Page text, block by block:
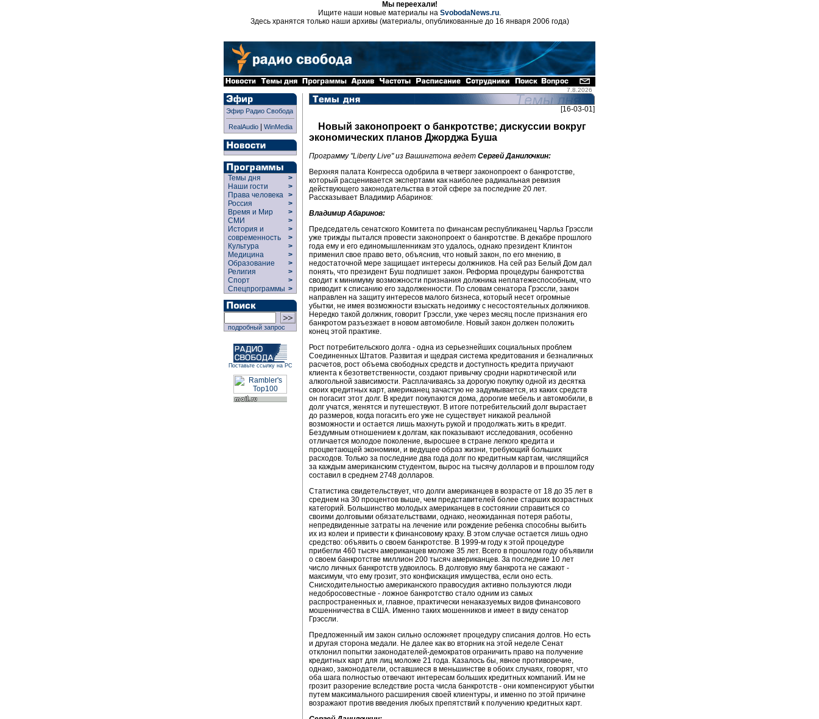
Мы переехали!
Ищите наши новые материалы на SvobodaNews.ru.
Здесь хранятся только наши архивы (материалы, опубликованные до 16 января 2006 года)
7.8.2026
Эфир Радио Свобода
RealAudio| WinMedia
Темы дня
>
Наши гости
>
Права человека >
Россия
>
Время и Мир
>
СМИ
>
История и
современность
>
>
Культура
>
Медицина
>
Образование
>
Религия
>
Спорт
>
Спецпрограммы >
подробный запрос
Поставьте ссылку на РС
[16-03-01]
Новый законопроект о банкротстве; дискуссии вокруг
экономических планов Джорджа Буша
Программу "Liberty Live" из Вашингтона ведет Сергей Данилочкин:
Верхняя палата Конгресса одобрила в четверг законопроект о банкротстве,
который расценивается экспертами как наиболее радикальная ревизия
действующего законодательства в этой сфере за последние 20 лет.
Рассказывает Владимир Абаринов:
Владимир Абаринов:
Председатель сенатского Комитета по финансам республиканец Чарльз Грэссли
уже трижды пытался провести законопроект о банкротстве. В декабре прошлого
года ему и его единомышленникам это удалось, однако президент Клинтон
применил свое право вето, объяснив, что новый закон, по его мнению, в
недостаточной мере защищает интересы должников. На сей раз Белый Дом дал
понять, что президент Буш подпишет закон. Реформа процедуры банкротства
сводит к минимуму возможности признания должника неплатежеспособным, что
приводит к списанию его задолженности. По словам сенатора Грэссли, закон
направлен на защиту интересов малого бизнеса, который несет огромные
убытки, не имея возможности взыскать недоимку с несостоятельных должников.
Нередко такой должник, говорит Грэссли, уже через месяц после признания его
банкротом разъезжает в новом автомобиле. Новый закон должен положить
конец этой практике.
Рост потребительского долга - одна из серьезнейших социальных проблем
Соединенных Штатов. Развитая и щедрая система кредитования и безналичных
расчетов, рост объема свободных средств и доступность кредита приучают
клиента к безответственности, создают привычку сродни наркотической или
алкогольной зависимости. Расплачиваясь за дорогую покупку одной из десятка
своих кредитных карт, американец зачастую не задумывается, из каких средств
он погасит этот долг. В кредит покупаются дома, дорогие мебель и автомобили, в
долг учатся, женятся и путешествуют. В итоге потребительский долг вырастает
до размеров, когда погасить его уже не существует никакой реальной
возможности и остается лишь махнуть рукой и продолжать жить в кредит.
Бездумным отношением к долгам, как показывают исследования, особенно
отличается молодое поколение, выросшее в стране легкого кредита и
процветающей экономики, и ведущее образ жизни, требующий больших
расходов. Только за последние два года долг по кредитным картам, числящийся
за каждым американским студентом, вырос на тысячу долларов и в прошлом году
составил в среднем 2748 долларов.
Статистика свидетельствует, что долги американцев в возрасте от 18 до 35 лет в
среднем на 30 процентов выше, чем представителей более старших возрастных
категорий. Большинство молодых американцев в состоянии справиться со
своими долговыми обязательствами, однако, неожиданная потеря работы,
непредвиденные затраты на лечение или рождение ребенка способны выбить
их из колеи и привести к финансовому краху. В этом случае остается лишь одно
средство: объявить о своем банкротстве. В 1999-м году к этой процедуре
прибегли 460 тысяч американцев моложе 35 лет. Всего в прошлом году объявили
о своем банкротстве миллион 200 тысяч американцев. За последние 10 лет
число личных банкротств удвоилось. В долговую яму банкрота не сажают -
максимум, что ему грозит, это конфискация имущества, если оно есть.
Снисходительностью американского правосудия активно пользуются люди
недобросовестные - ложное банкротство стало одним из самых
распространенных и, главное, практически ненаказуемых видов финансового
мошенничества в США. Именно таких мошенников и имеет в виду сенатор
Грэссли.
Предложенный им закон сильно осложняет процедуру списания долгов. Но есть
и другая сторона медали. Не далее как во вторник на этой неделе Сенат
отклонил попытки законодателей-демократов ограничить право на получение
кредитных карт для лиц моложе 21 года. Казалось бы, явное противоречие,
однако, законодатели, оставшиеся в меньшинстве в обоих случаях, говорят, что
оба шага полностью отвечают интересам больших кредитных компаний. Им не
грозит разорение вследствие роста числа банкротств - они компенсируют убытки
путем максимального расширения своей клиентуры, и именно по этой причине
возражают против введения любых препятствий к получению кредитных карт.